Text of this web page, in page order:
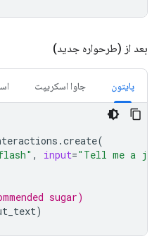
بعد از (طرحواره جدید)
پایتون جاوا اسکریپت
.create(
, input="Tell me a
sugar)
)